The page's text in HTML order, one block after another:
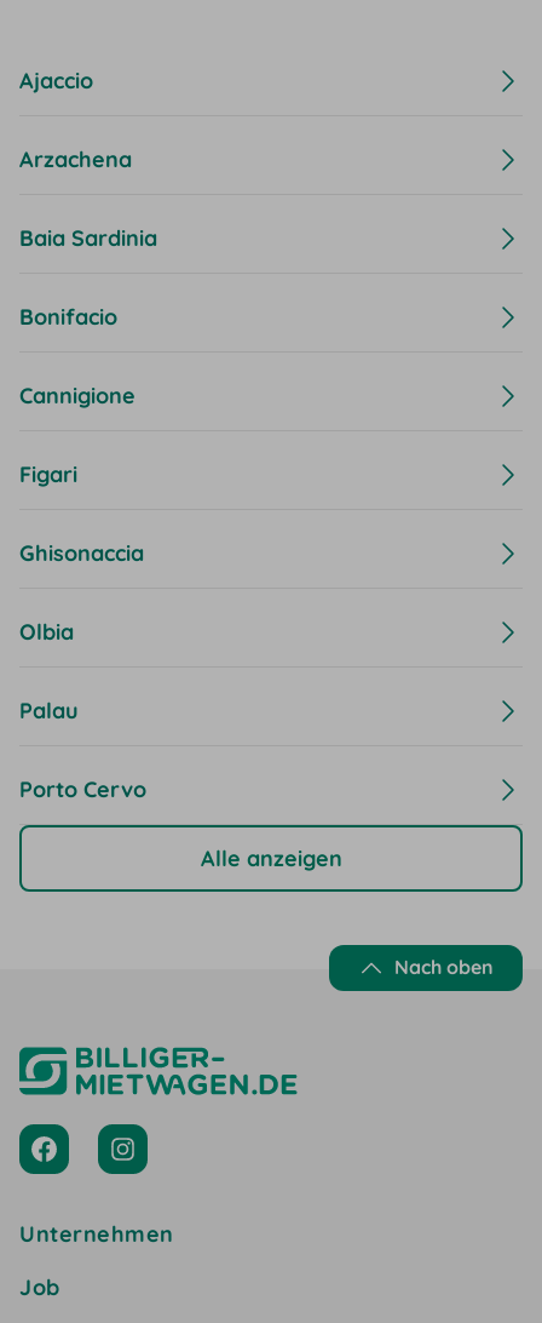
Ajaccio
Arzachena
Baia Sardinia
Bonifacio
Cannigione
Figari
Ghisonaccia
Olbia
Palau
Porto Cervo
Alle anzeigen
Nach oben
Unternehmen
Job